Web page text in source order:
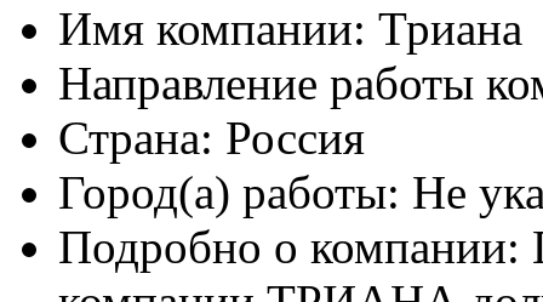
Имя компании: Триана
Направление работы
Страна: Россия
Город(а) работы: Не
Подробно о компании: